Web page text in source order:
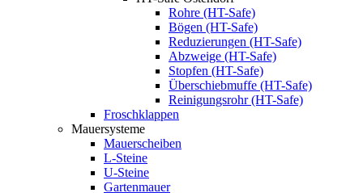
Rohre (HT-Safe)
Bögen (HT-Safe)
Reduzierungen (HT-Safe)
Abzweige (HT-Safe)
Stopfen (HT-Safe)
Überschiebmuffe (HT-Safe)
Reinigungsrohr (HT-Safe)
Froschklappen
Mauersysteme
Mauerscheiben
L-Steine
U-Steine
Gartenmauer